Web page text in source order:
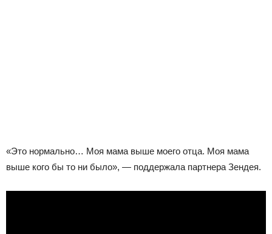
«Это нормально… Моя мама выше моего отца. Моя мама
выше кого бы то ни было», — поддержала партнера Зендея.